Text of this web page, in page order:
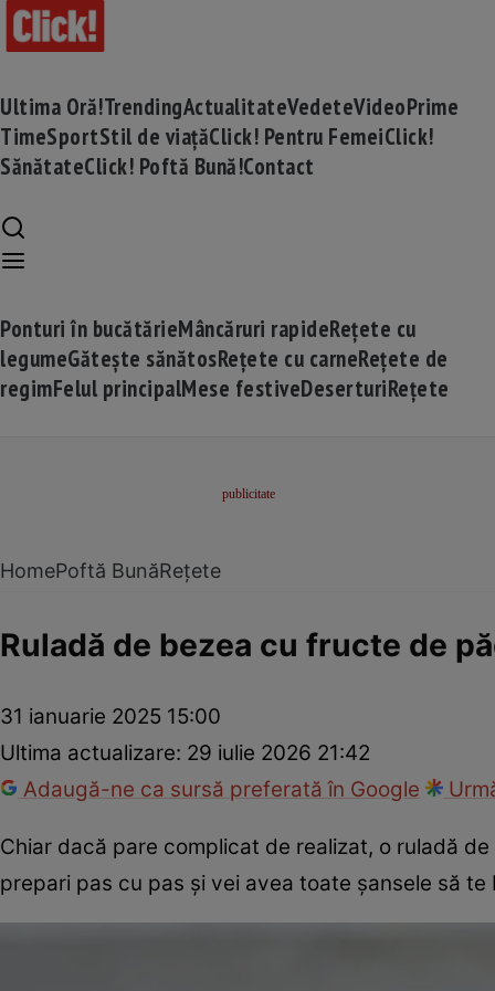
Ultima Oră!TrendingActualitateVedeteVideoPrime
TimeSportStil de viațăClick! Pentru FemeiClick!
SănătateClick! Poftă Bună!Contact
Ponturi în bucătărieMâncăruri rapideRețete cu
legumeGătește sănătosRețete cu carneRețete de
regimFelul principalMese festiveDeserturiRețete
HomePoftă BunăRețete
Ruladă de bezea cu fructe de
31 ianuarie 2025 15:00
Ultima actualizare: 29 iulie 2026 21:42
Adaugă-ne ca sursă preferată în Google
Chiar dacă pare complicat de realizat, o ruladă
prepari pas cu pas şi vei avea toate şansele să